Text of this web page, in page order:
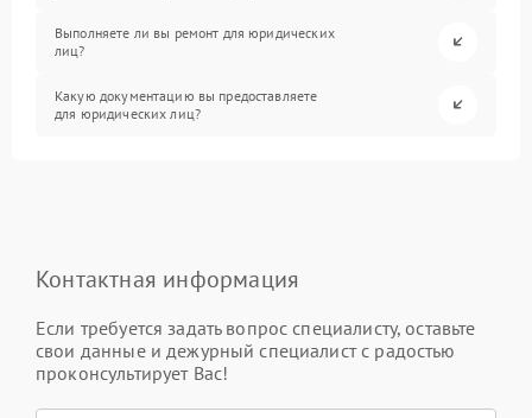
Выполняете ли вы ремонт для юридических
лиц?
Какую документацию вы предоставляете
для юридических лиц?
Контактная информация
Если требуется задать вопрос специалисту, оставьте
свои данные и дежурный специалист с радостью
проконсультирует Вас!